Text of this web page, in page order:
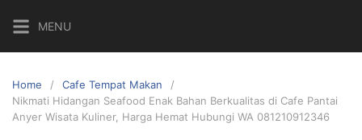
content
MENU
Home
Cafe Tempat Makan
Nikmati Hidangan Seafood Enak Bahan Berkualitas di Cafe Pantai
Anyer Wisata Kuliner, Harga Hemat Hubungi WA 081210912346